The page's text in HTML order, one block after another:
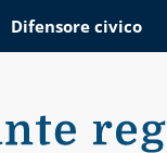
Difensore civico